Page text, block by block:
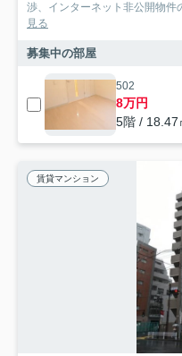
渉、インターネット非公開物件
見る
募集中の部屋
502
8万円
5階 / 18.47
賃貸マンション